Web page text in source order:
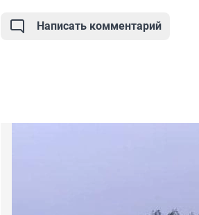
Написать комментарий